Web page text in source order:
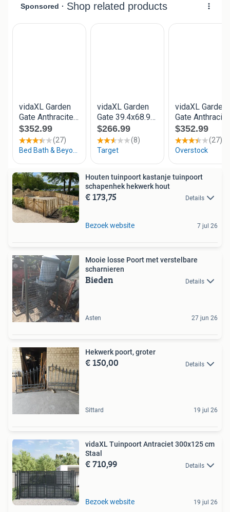
Houten tuinpoort kastanje tuinpoort
schapenhek hekwerk hout
€ 173,75 Details
Bezoek website 7 jul 26
Mooie losse Poort met verstelbare
scharnieren
Bieden Details
Asten 27 jun 26
Hekwerk poort, groter
€ 150,00 Details
Sittard 19 jul 26
vidaXL Tuinpoort Antraciet 300x125 cm
Staal
€ 710,99 Details
Bezoek website 19 jul 26